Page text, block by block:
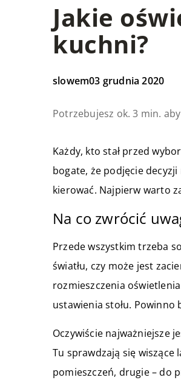
Jakie
kuchni?
slowem03 grudnia 2020
Potrzebujesz ok. 3 min.
Każdy, kto stał przed
bogate, że podjęcie
kierować. Najpierw warto
Na co zwrócić
Przede wszystkim trzeba
światłu, czy może jest
rozmieszczenia
ustawienia stołu.
Oczywiście najważniejsze
Tu sprawdzają się wiszące
pomieszczeń, drugie – do